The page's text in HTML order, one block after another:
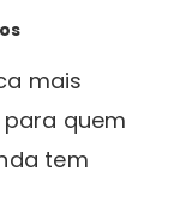
mais
quem
tem